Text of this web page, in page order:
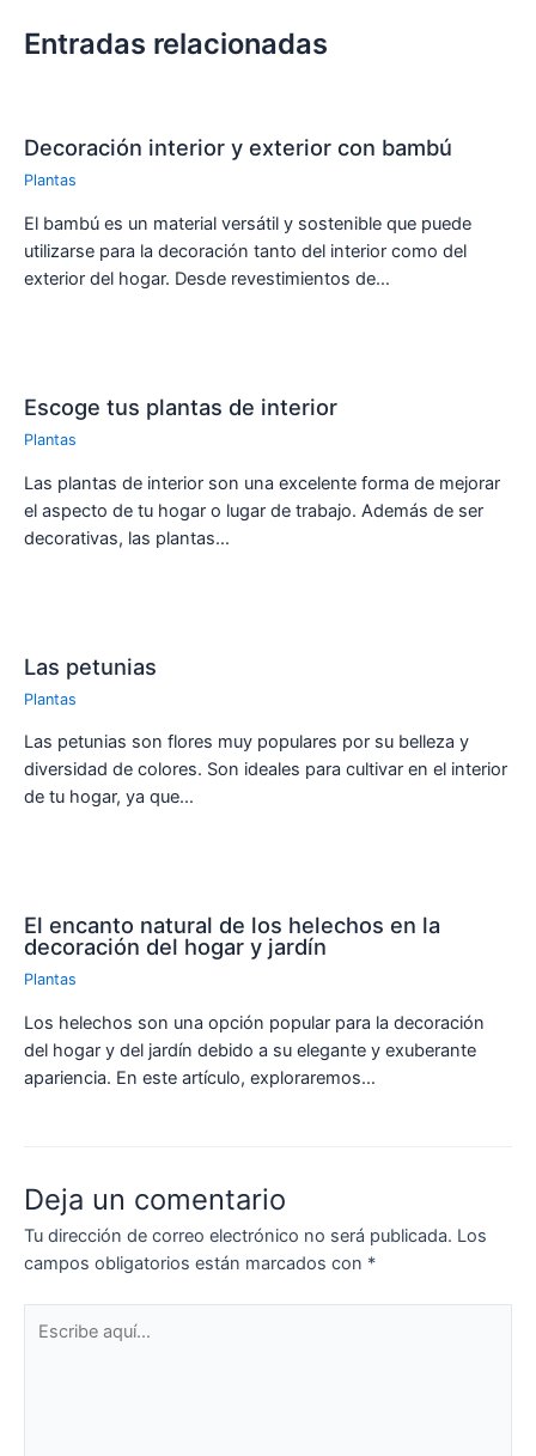
Entradas relacionadas
Decoración interior y exterior con bambú
Plantas
El bambú es un material versátil y sostenible que puede
utilizarse para la decoración tanto del interior como del
exterior del hogar. Desde revestimientos de…
Escoge tus plantas de interior
Plantas
Las plantas de interior son una excelente forma de mejorar
el aspecto de tu hogar o lugar de trabajo. Además de ser
decorativas, las plantas…
Las petunias
Plantas
Las petunias son flores muy populares por su belleza y
diversidad de colores. Son ideales para cultivar en el interior
de tu hogar, ya que…
El encanto natural de los helechos en la
decoración del hogar y jardín
Plantas
Los helechos son una opción popular para la decoración
del hogar y del jardín debido a su elegante y exuberante
apariencia. En este artículo, exploraremos…
Deja un comentario
Tu dirección de correo electrónico no será publicada. Los
campos obligatorios están marcados con *
aquí...